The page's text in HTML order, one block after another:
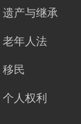
遗产与继承
老年人法
移民
个人权利